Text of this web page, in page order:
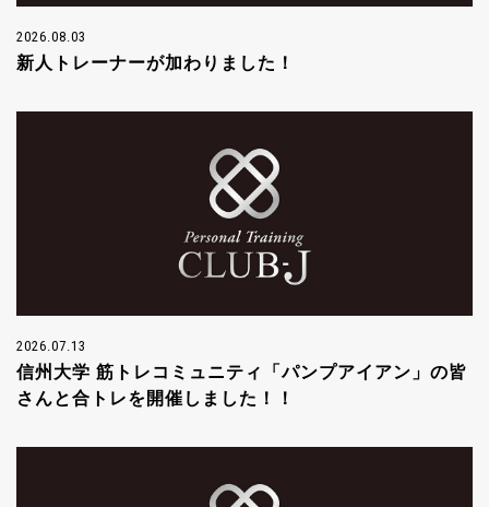
2026.08.03
新人トレーナーが加わりました！
2026.07.13
信州大学 筋トレコミュニティ「パンプアイアン」の皆
さんと合トレを開催しました！！